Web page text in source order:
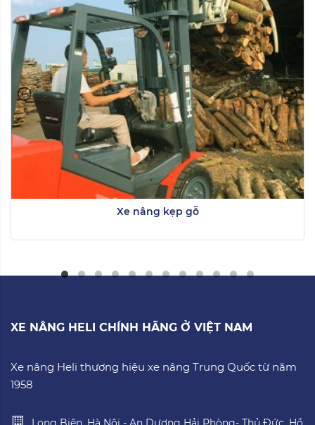
Xe nâng kẹp gỗ
XE NÂNG HELI CHÍNH HÃNG Ở VIỆT NAM
Xe nâng Heli thương hiệu xe nâng Trung Quốc từ năm
1958